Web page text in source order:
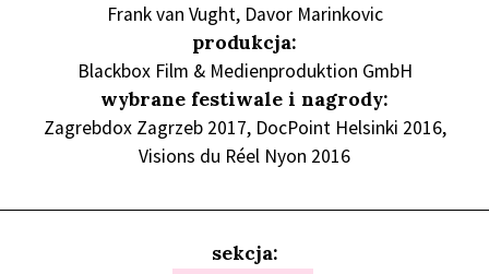
Frank van Vught, Davor Marinkovic
produkcja:
Blackbox Film & Medienproduktion GmbH
wybrane festiwale i nagrody:
Zagrebdox Zagrzeb 2017, DocPoint Helsinki 2016,
Visions du Réel Nyon 2016
sekcja: